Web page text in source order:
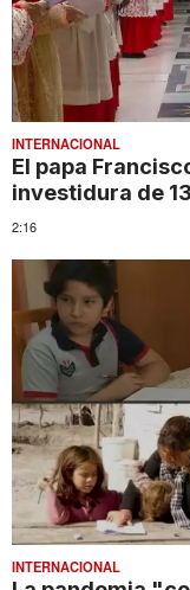
INTERNACIONAL
El papa
investidura de
2:16
INTERNACIONAL